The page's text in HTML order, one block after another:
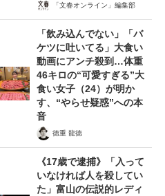
「文春オンライン」編集部
「飲み込んでない」「バ
ケツに吐いてる」大食い
動画にアンチ殺到…体重
46キロの“可愛すぎる”大
食い女子（24）が明か
す、“やらせ疑惑”への本
音
徳重 龍徳
《17歳で逮捕》「入って
いなければ人を殺してい
た」富山の伝説的レディ